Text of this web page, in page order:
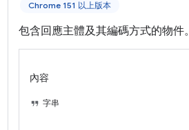
Chrome 151 以上版本
包含回應主體及其編碼方式的物件。
內容
字串